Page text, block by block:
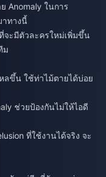
Anomaly ในการ
าทางนี้
จะมีตัวละครใหม่เพิ่มขึ้น
ม
ลขึ้น ใช้ท่าไม้ตายได้บ่อย
ช่วยป้องกันไม่ให้ไอดี
ที่ใช้งานได้จริง จะ